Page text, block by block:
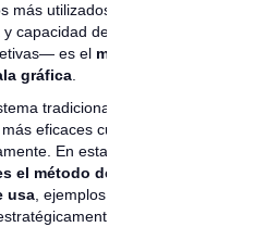
más utilizados —por su
capacidad de generar
es el método de
gráfica.
tradicional, sigue
eficaces cuando se
En esta guía
el método de escala
usa, ejemplos reales y
en los